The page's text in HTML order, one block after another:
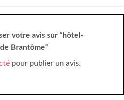
votre avis sur “hôtel-
Brantôme”
pour publier un avis.